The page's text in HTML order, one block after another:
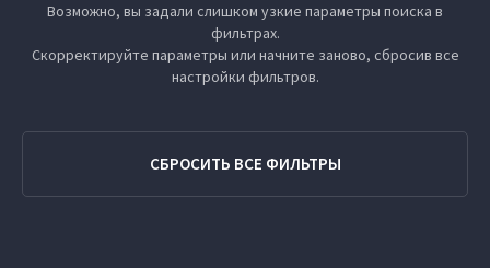
Возможно, вы задали слишком узкие параметры поиска в
фильтрах.
Скорректируйте параметры или начните заново, сбросив все
настройки фильтров.
СБРОСИТЬ ВСЕ ФИЛЬТРЫ